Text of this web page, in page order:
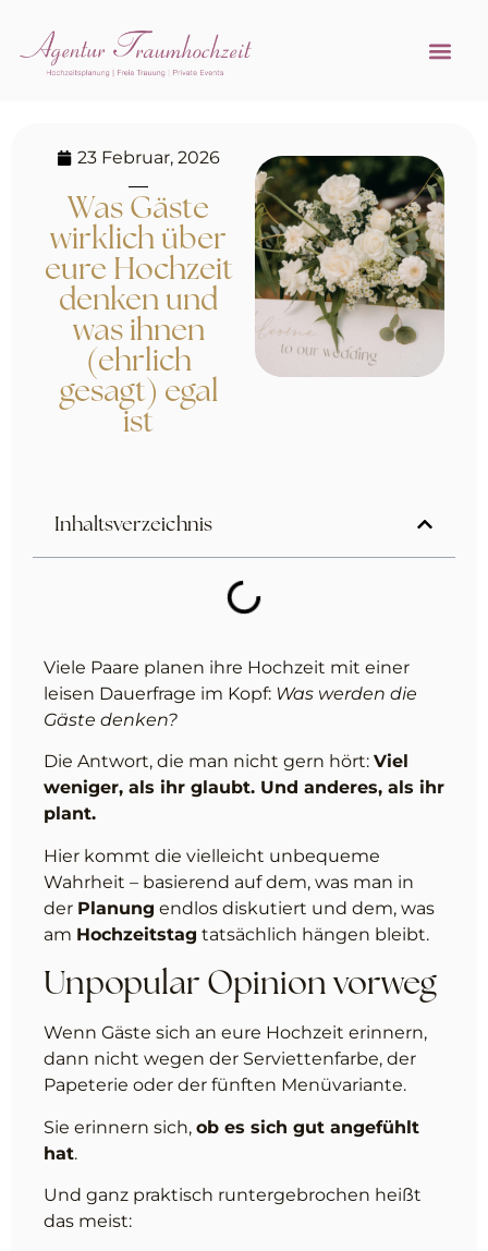
23 Februar, 2026
Was Gäste
wirklich über
eure Hochzeit
denken und
was ihnen
(ehrlich
gesagt) egal
ist
Inhaltsverzeichnis
Viele Paare planen ihre Hochzeit mit einer
leisen Dauerfrage im Kopf: Was werden die
Gäste denken?
Die Antwort, die man nicht gern hört: Viel
weniger, als ihr glaubt. Und anderes, als ihr
plant.
Hier kommt die vielleicht unbequeme
Wahrheit – basierend auf dem, was man in
der Planung endlos diskutiert und dem, was
am Hochzeitstag tatsächlich hängen bleibt.
Unpopular Opinion vorweg
Wenn Gäste sich an eure Hochzeit erinnern,
dann nicht wegen der Serviettenfarbe, der
Papeterie oder der fünften Menüvariante.
Sie erinnern sich, ob es sich gut angefühlt
hat.
Und ganz praktisch runtergebrochen heißt
das meist: